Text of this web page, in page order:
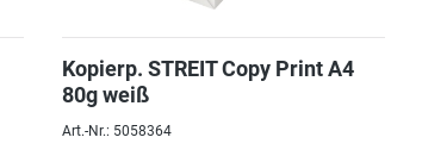
Kopierp. STREIT Copy Print A4
80g weiß
Art.-Nr.: 5058364